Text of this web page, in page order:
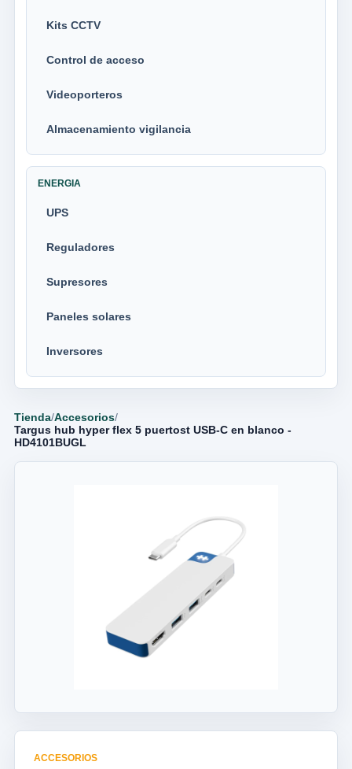
Kits CCTV
Control de acceso
Videoporteros
Almacenamiento vigilancia
ENERGIA
UPS
Reguladores
Supresores
Paneles solares
Inversores
Tienda/Accesorios/
Targus hub hyper flex 5 puertost USB-C en blanco -
HD4101BUGL
ACCESORIOS